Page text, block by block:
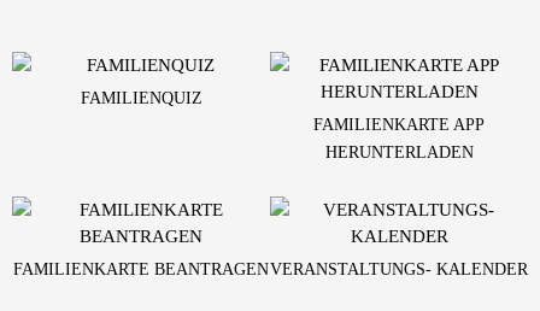
FAMILIENQUIZ
FAMILIENKARTE APP
HERUNTERLADEN
FAMILIENKARTE BEANTRAGENVERANSTALTUNGS- KALENDER